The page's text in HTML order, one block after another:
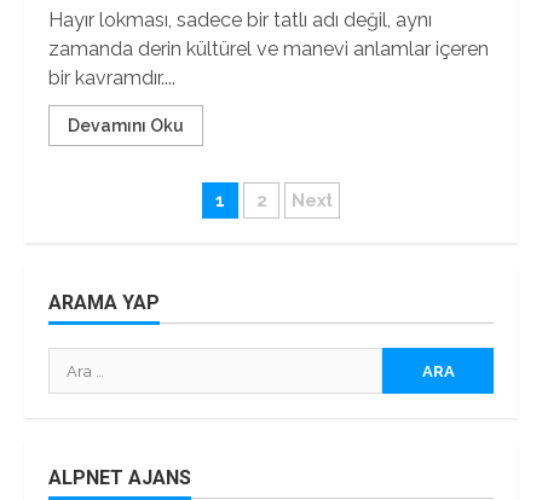
Hayır lokması, sadece bir tatlı adı değil, aynı
zamanda derin kültürel ve manevi anlamlar içeren
bir kavramdır....
Devamını Oku
Yazı
1 2 Next
ARAMA YAP
Arama:
ALPNET AJANS